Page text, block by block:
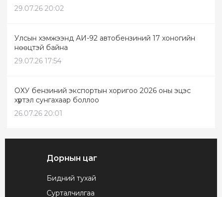
29.07.26 20:02
Улсын хэмжээнд АИ-92 автобензиний 17 хоногийн
нөөцтэй байна
29.07.26 17:54
ОХУ бензиний экспортын хоригоо 2026 оны эцэс
хүртэл сунгахаар боллоо
26.07.26 20:01
Дорнын цаг
Бидний тухай
Сурталчилгаа